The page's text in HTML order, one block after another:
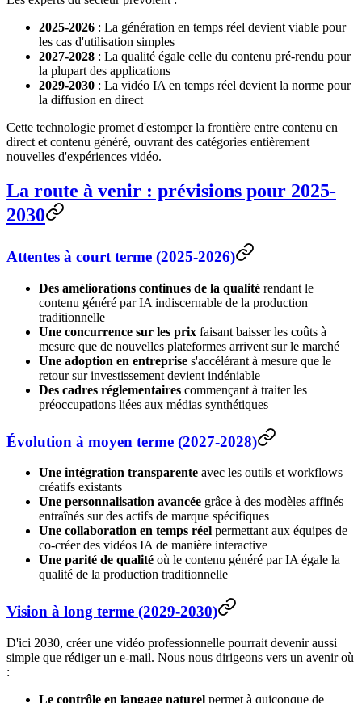
2025-2026 : La génération en temps réel devient viable pour
les cas d'utilisation simples
2027-2028 : La qualité égale celle du contenu pré-rendu pour
la plupart des applications
2029-2030 : La vidéo IA en temps réel devient la norme pour
la diffusion en direct
Cette technologie promet d'estomper la frontière entre contenu en
direct et contenu généré, ouvrant des catégories entièrement
nouvelles d'expériences vidéo.
La route à venir : prévisions pour 2025-
2030
Attentes à court terme (2025-2026)
Des améliorations continues de la qualité rendant le
contenu généré par IA indiscernable de la production
traditionnelle
Une concurrence sur les prix faisant baisser les coûts à
mesure que de nouvelles plateformes arrivent sur le marché
Une adoption en entreprise s'accélérant à mesure que le
retour sur investissement devient indéniable
Des cadres réglementaires commençant à traiter les
préoccupations liées aux médias synthétiques
Évolution à moyen terme (2027-2028)
Une intégration transparente avec les outils et workflows
créatifs existants
Une personnalisation avancée grâce à des modèles affinés
entraînés sur des actifs de marque spécifiques
Une collaboration en temps réel permettant aux équipes de
co-créer des vidéos IA de manière interactive
Une parité de qualité où le contenu généré par IA égale la
qualité de la production traditionnelle
Vision à long terme (2029-2030)
D'ici 2030, créer une vidéo professionnelle pourrait devenir aussi
simple que rédiger un e-mail. Nous nous dirigeons vers un avenir où
:
Le contrôle en langage naturel permet à quiconque de